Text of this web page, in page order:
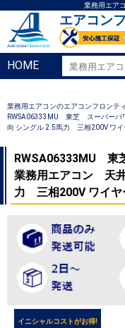
業務用エア
エアコン
HOME
業務用エアコンのエアコンフロンテ
RWSA06333MU 東芝 スーパーパ
向 シングル 2.5馬力 三相200V ワイ
RWSA06333MU 東
業務用エアコン 天
力 三相200V ワイヤ
イニシャルコストがお得!